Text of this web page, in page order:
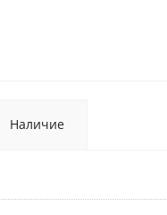
Наличие